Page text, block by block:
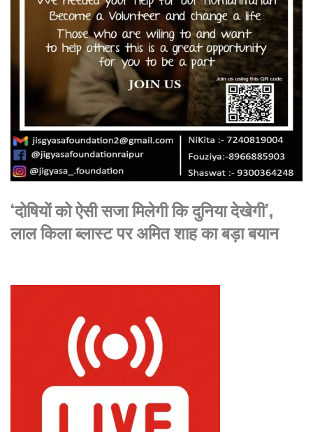
‘दोषियों को ऐसी सजा मिलेगी कि दुनिया देखेगी’,
लाल किला ब्लास्ट पर अमित शाह का बड़ा बयान